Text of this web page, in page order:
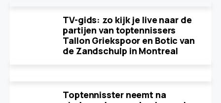
TV-gids: zo kijk je live naar de
partijen van toptennissers
Tallon Griekspoor en Botic van
de Zandschulp in Montreal
Toptennisster neemt na